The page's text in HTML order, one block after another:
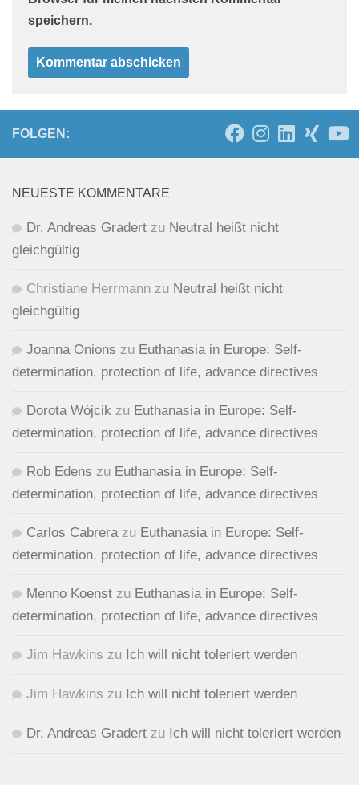
speichern.
FOLGEN:
NEUESTE KOMMENTARE
Dr. Andreas Gradert zu Neutral heißt nicht
gleichgültig
Christiane Herrmann zu Neutral heißt nicht
gleichgültig
Joanna Onions zu Euthanasia in Europe: Self-
determination, protection of life, advance directives
Dorota Wójcik zu Euthanasia in Europe: Self-
determination, protection of life, advance directives
Rob Edens zu Euthanasia in Europe: Self-
determination, protection of life, advance directives
Carlos Cabrerazu Euthanasia in Europe: Self-
determination, protection of life, advance directives
Menno Koenst zu Euthanasia in Europe: Self-
determination, protection of life, advance directives
Jim Hawkins zu Ich will nicht toleriert werden
Jim Hawkins zu Ich will nicht toleriert werden
Dr. Andreas Gradert zu Ich will nicht toleriert werden